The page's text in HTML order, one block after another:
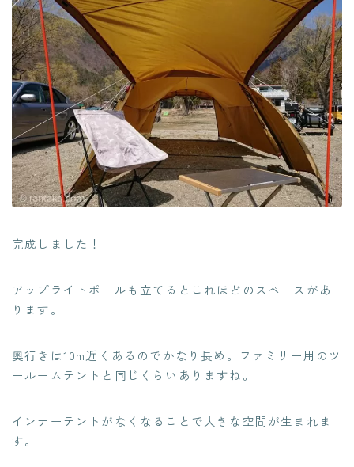
完成しました！
アップライトポールも立てるとこれほどのスペースがあ
ります。
奥行きは10m近くあるのでかなり長め。ファミリー用のツ
ールームテントと同じくらいありますね。
インナーテントがなくなることで大きな空間が生まれま
す。